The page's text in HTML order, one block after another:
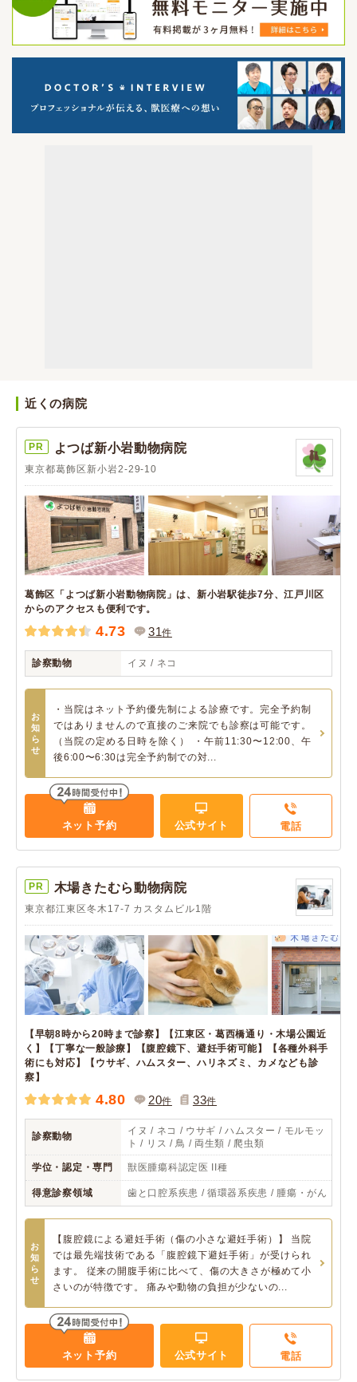
近くの病院
PR よつば新小岩動物病院
東京都葛飾区新小岩2-29-10
葛飾区「よつば新小岩動物病院」は、新小岩駅徒歩7分、江戸川区
からのアクセスも便利です。
4.73 31件
診察動物 イヌ / ネコ
お
知
ら
せ
・当院はネット予約優先制による診療です。完全予約制
ではありませんので直接のご来院でも診察は可能です。
（当院の定める日時を除く） ・午前11:30〜12:00、午
後6:00〜6:30は完全予約制での対...
ネット予約 公式サイト 電話
PR 木場きたむら動物病院
東京都江東区冬木17-7 カスタムビル1階
【早朝8時から20時まで診察】【江東区・葛西橋通り・木場公園近
く】【丁寧な一般診療】【腹腔鏡下、避妊手術可能】【各種外科手
術にも対応】【ウサギ、ハムスター、ハリネズミ、カメなども診
察】
4.80 20件 33件
診察動物
イヌ / ネコ / ウサギ / ハムスター / モルモッ
ト / リス / 鳥 / 両生類 / 爬虫類
学位・認定・専門 獣医腫瘍科認定医 II種
得意診察領域 歯と口腔系疾患 / 循環器系疾患 / 腫瘍・がん
お
知
ら
せ
【腹腔鏡による避妊手術（傷の小さな避妊手術）】 当院
では最先端技術である「腹腔鏡下避妊手術」が受けられ
ます。 従来の開腹手術に比べて、傷の大きさが極めて小
さいのが特徴です。 痛みや動物の負担が少ないの...
ネット予約 公式サイト 電話